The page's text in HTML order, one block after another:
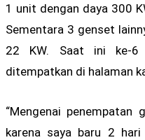
1 unit dengan daya 300
Sementara 3 genset
22 KW. Saat ini ke-6
ditempatkan di halaman
“Mengenai
karena saya baru 2